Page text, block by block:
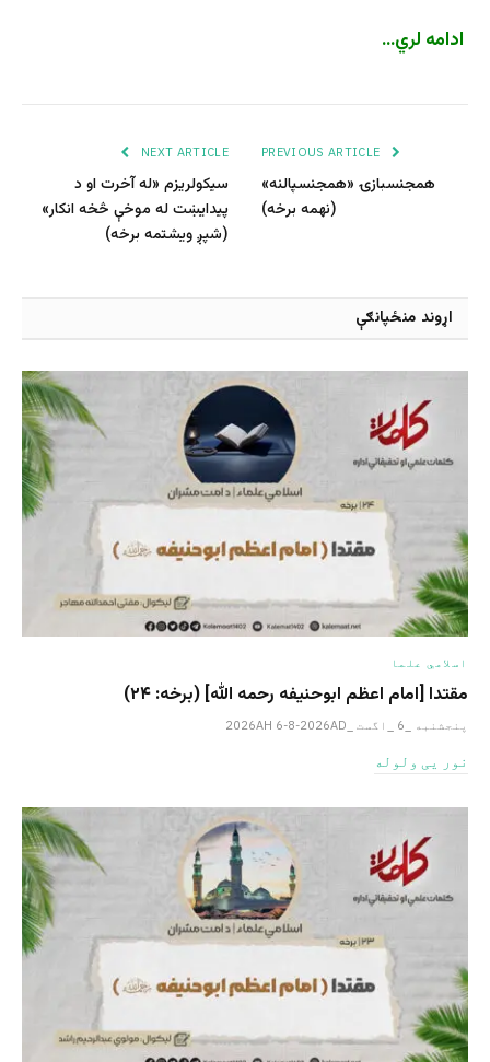
ادامه لري…
همجنسبازۍ «همجنسپالنه»
(نهمه برخه)
NEXT ARTICLE
سیکولریزم «له آخرت او د
پیدایښت له موخې څخه انکار»
(شپږ ویشتمه برخه)
اړوند منځپانګې
اسلامي علما
مقتدا [امام اعظم ابوحنیفه رحمه الله‎] (برخه: ۲۴)
پنجشنبه _6 _اگست _2026AH 6-8-2026AD
نور یی ولوله